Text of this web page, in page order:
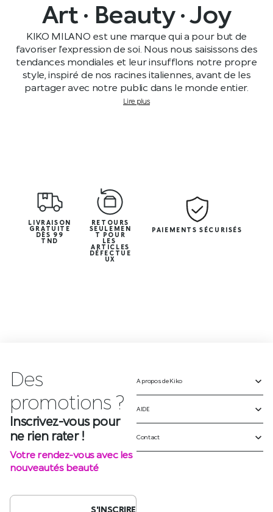
Art · Beauty · Joy
KIKO MILANO est une marque qui a pour but de
favoriser l’expression de soi. Nous nous saisissons des
tendances mondiales et leur insufflons notre propre
style, inspiré de nos racines italiennes, avant de les
partager avec notre public dans le monde entier.
Lire plus
LIVRAISON
GRATUITE
DÈS 99
TND
RETOURS
SEULEMEN
T POUR
LES
ARTICLES
DÉFECTUE
UX
PAIEMENTS SÉCURISÉS
Des
Inscrivez-vous pour
ne rien rater !
Votre rendez-vous avec les
nouveautés beauté
S'INSCRIRE